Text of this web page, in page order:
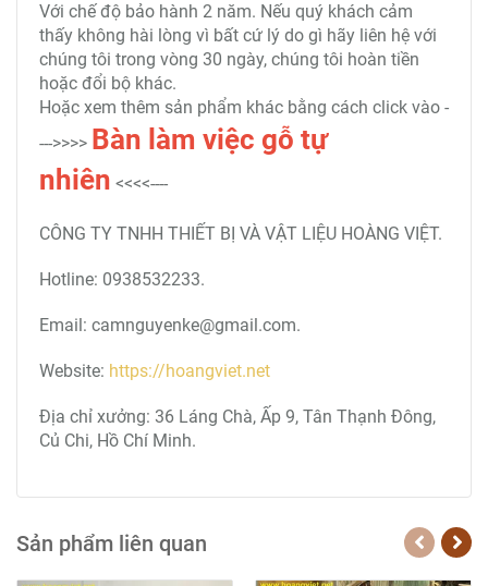
Với chế độ bảo hành 2 năm. Nếu quý khách cảm
thấy không hài lòng vì bất cứ lý do gì hãy liên hệ với
chúng tôi trong vòng 30 ngày, chúng tôi hoàn tiền
hoặc đổi bộ khác.
Hoặc xem thêm sản phẩm khác bằng cách click vào -
--->>>> Bàn làm việc gỗ tự
nhiên <<<<----
CÔNG TY TNHH THIẾT BỊ VÀ VẬT LIỆU HOÀNG VIỆT.
Hotline: 0938532233.
Email: camnguyenke@gmail.com.
Website: https://hoangviet.net
Địa chỉ xưởng: 36 Láng Chà, Ấp 9, Tân Thạnh Đông,
Củ Chi, Hồ Chí Minh.
Sản phẩm liên quan